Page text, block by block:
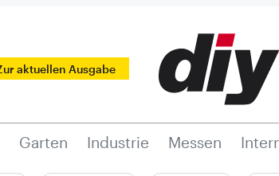
aktuellen Ausgabe
Garten Industrie Messen